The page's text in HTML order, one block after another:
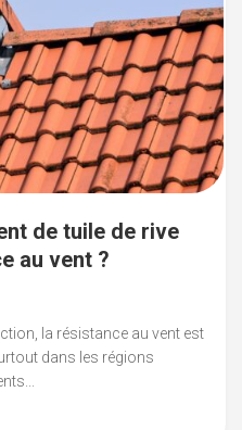
de tuile de rive
au vent ?
la résistance au vent est
dans les régions